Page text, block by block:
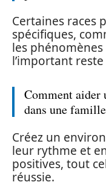
Certaines races
spécifiques,
les
l’important
Comment aider
dans une
Créez un
leur rythme et
positives, tout
réussie.